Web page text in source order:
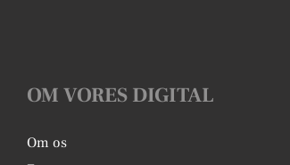
OM VORES DIGITAL
Om os